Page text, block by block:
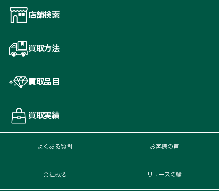
店舗検索
買取方法
買取品目
買取実績
よくある質問 お客様の声
会社概要 リユースの輪